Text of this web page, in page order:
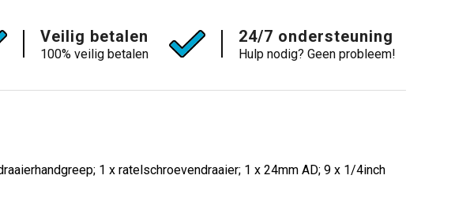
Veilig betalen
100% veilig betalen
24/7 ondersteuning
Hulp nodig? Geen probleem!
1 x ratelschroevendraaier; 1 x 24mm AD; 9 x 1/4inch